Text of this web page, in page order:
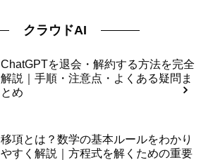
クラウドAI
ChatGPTを退会・解約する方法を完全
解説｜手順・注意点・よくある疑問ま
とめ
移項とは？数学の基本ルールをわかり
やすく解説｜方程式を解くための重要